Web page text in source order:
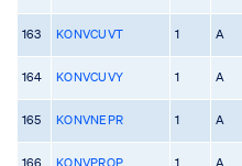
163 KONVCUVT 1 A
164 KONVCUVY 1 A
165 KONVNEPR 1 A
166 KONVPROP 1 A